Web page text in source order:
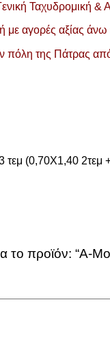
Ταχυδρομική &
με αγορές αξίας
πόλη της Πάτρας
τεμ (0,70Χ1,40
το προϊόν: “Α-